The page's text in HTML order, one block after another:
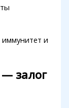
иммунитет и
залог